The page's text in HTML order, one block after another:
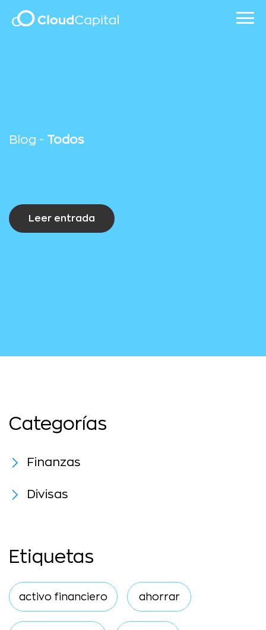
Blog - Todos
Leer entrada
Categorías
Finanzas
Divisas
Etiquetas
activo financiero ahorrar